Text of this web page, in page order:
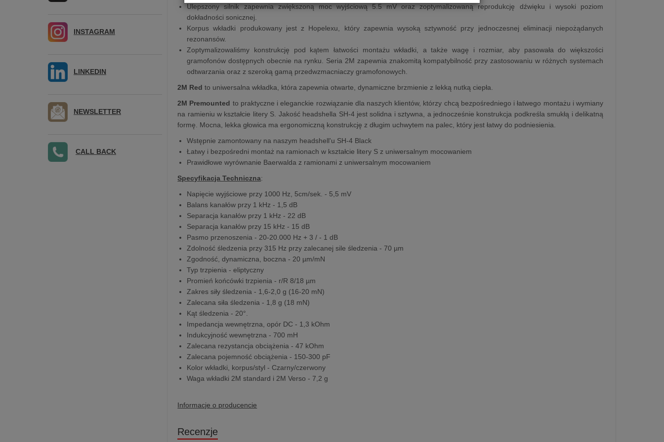
Ulepszony silnik zapewnia zwiększoną moc wyjściową 5.5 mV oraz zoptymalizowaną reprodukcję dźwięku i wysoki poziom
dokładności sonicznej.
Korpus wkładki produkowany jest z Hopelexu, który zapewnia wysoką sztywność przy jednoczesnej eliminacji niepożądanych
rezonansów.
Zoptymalizowaliśmy konstrukcję pod kątem łatwości montażu wkładki, a także wagę i rozmiar, aby pasowała do większości
gramofonów dostępnych obecnie na rynku. Seria 2M zapewnia znakomitą kompatybilność przy zastosowaniu w różnych systemach
odtwarzania oraz z szeroką gamą przedwzmacniaczy gramofonowych.
2M Red to uniwersalna wkładka, która zapewnia otwarte, dynamiczne brzmienie z lekką nutką ciepła.
2M Premounted to praktyczne i eleganckie rozwiązanie dla naszych klientów, którzy chcą bezpośredniego i łatwego montażu i wymiany
na ramieniu w kształcie litery S. Jakość headshella SH-4 jest solidna i sztywna, a jednocześnie konstrukcja podkreśla smukłą i delikatną
formę. Mocna, lekka głowica ma ergonomiczną konstrukcję z długim uchwytem na palec, który jest łatwy do podniesienia.
Wstępnie zamontowany na naszym headshell'u SH-4 Black
Łatwy i bezpośredni montaż na ramionach w kształcie litery S z uniwersalnym mocowaniem
Prawidłowe wyrównanie Baerwalda z ramionami z uniwersalnym mocowaniem
Specyfikacja Techniczna:
Napięcie wyjściowe przy 1000 Hz, 5cm/sek. - 5,5 mV
Balans kanałów przy 1 kHz - 1,5 dB
Separacja kanałów przy 1 kHz - 22 dB
Separacja kanałów przy 15 kHz - 15 dB
Pasmo przenoszenia - 20-20.000 Hz + 3 / - 1 dB
Zdolność śledzenia przy 315 Hz przy zalecanej sile śledzenia - 70 µm
Zgodność, dynamiczna, boczna - 20 µm/mN
Typ trzpienia - eliptyczny
Promień końcówki trzpienia - r/R 8/18 µm
Zakres siły śledzenia - 1,6-2,0 g (16-20 mN)
Zalecana siła śledzenia - 1,8 g (18 mN)
Kąt śledzenia - 20°.
Impedancja wewnętrzna, opór DC - 1,3 kOhm
Indukcyjność wewnętrzna - 700 mH
Zalecana rezystancja obciążenia - 47 kOhm
Zalecana pojemność obciążenia - 150-300 pF
Kolor wkładki, korpus/styl - Czarny/czerwony
Waga wkładki 2M standard i 2M Verso - 7,2 g
Informacje o producencie
Recenzje
INSTAGRAM
LINKEDIN
NEWSLETTER
CALL BACK